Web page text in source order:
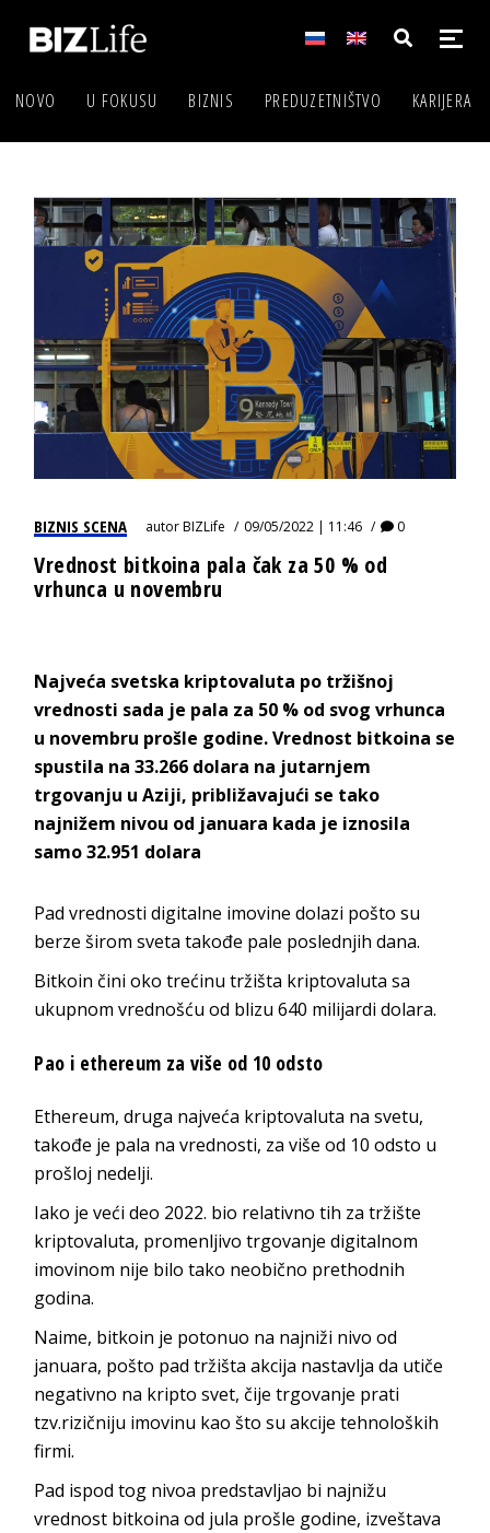
NOVO U FOKUSU BIZNIS PREDUZETNIŠTVO KARIJERA
BIZNIS SCENA autorBIZLife 09/05/2022 | 11:46 0
Vrednost bitkoina pala čak za 50 % od
vrhunca u novembru
Najveća svetska kriptovaluta po tržišnoj
vrednosti sada je pala za 50 % od svog vrhunca
u novembru prošle godine. Vrednost bitkoina se
spustila na 33.266 dolara na jutarnjem
trgovanju u Aziji, približavajući se tako
najnižem nivou od januara kada je iznosila
samo 32.951 dolara
Pad vrednosti digitalne imovine dolazi pošto su
berze širom sveta takođe pale poslednjih dana.
Bitkoin čini oko trećinu tržišta kriptovaluta sa
ukupnom vrednošću od blizu 640 milijardi dolara.
Pao i ethereum za više od 10 odsto
Ethereum, druga najveća kriptovaluta na svetu,
takođe je pala na vrednosti, za više od 10 odsto u
prošloj nedelji.
Iako je veći deo 2022. bio relativno tih za tržište
kriptovaluta, promenljivo trgovanje digitalnom
imovinom nije bilo tako neobično prethodnih
godina.
Naime, bitkoin je potonuo na najniži nivo od
januara, pošto pad tržišta akcija nastavlja da utiče
negativno na kripto svet, čije trgovanje prati
tzv.rizičniju imovinu kao što su akcije tehnoloških
firmi.
Pad ispod tog nivoa predstavljao bi najnižu
vrednost bitkoina od jula prošle godine, izveštava